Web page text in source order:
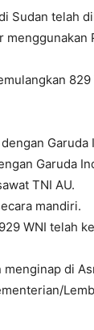
Sudan telah
Garuda
Garuda
TNI AU.
mandiri.
WNI telah
di